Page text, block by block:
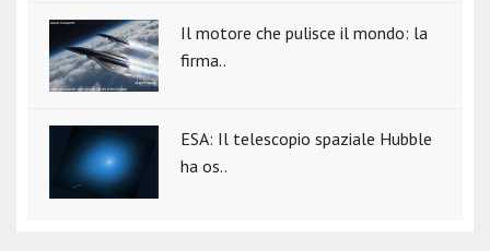
Il motore che pulisce il mondo: la
firma..
ESA: Il telescopio spaziale Hubble
ha os..